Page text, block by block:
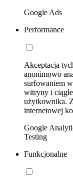
Google Ads
Performance
Akceptacja
anonimowo
surfowaniem
witryny i
użytkownika.
internetowej
Google
Testing
Funkcjonalne